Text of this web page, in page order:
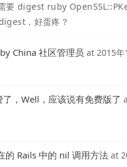
要 digest ruby
，好蛋疼？
China 社区管理员 at 2015年
，Well，应该说有免费版了
的 Rails 中的 nil 调用方法 at